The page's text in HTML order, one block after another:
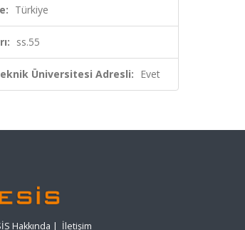
Türkiye
ss.55
Üniversitesi Adresli: Evet
Hakkında | İletişim